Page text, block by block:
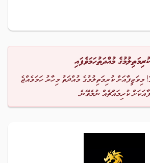
މުއްދަތުހަމަވެފައި
މިވަޒީފާއަށް ކުރިމަތިލުމުގެ މުއްދަތު މިހާރު ހަމަވެއްޖެ
ކުރިމައްޗެއް ނުލެވޭނެ.